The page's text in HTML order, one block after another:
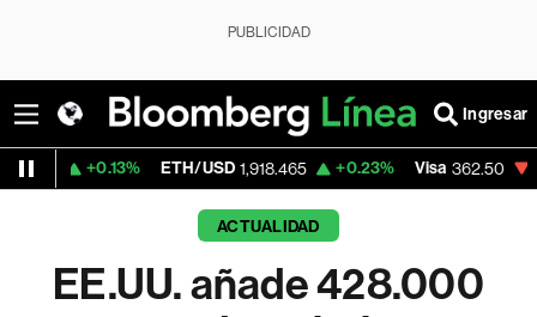
PUBLICIDAD
Ingresar
ETH/USD 1,918.465 +0.23% Visa 362.50 -2.15%
ACTUALIDAD
EE.UU. añade 428.000